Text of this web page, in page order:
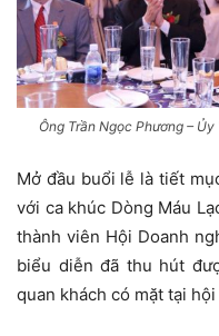
Ông Trần Ngọc Phương –
Mở đầu buổi lễ là tiết
với ca khúc Dòng Máu
thành viên Hội Doanh
biểu diễn đã thu hút
quan khách có mặt tại